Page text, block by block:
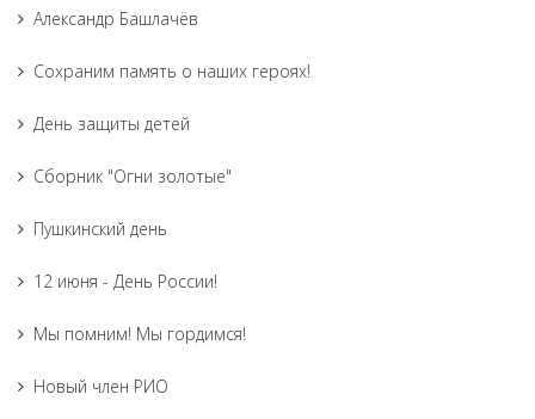
Александр Башлачёв
Сохраним память о наших героях!
День защиты детей
Сборник "Огни золотые"
Пушкинский день
12 июня - День России!
Мы помним! Мы гордимся!
Новый член РИО